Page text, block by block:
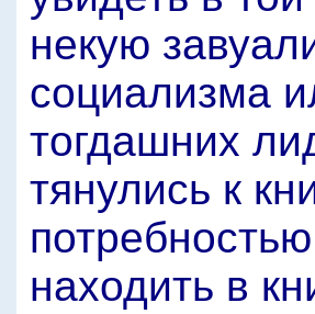
некую
социализма
тогдашних
тянулись к
находить в